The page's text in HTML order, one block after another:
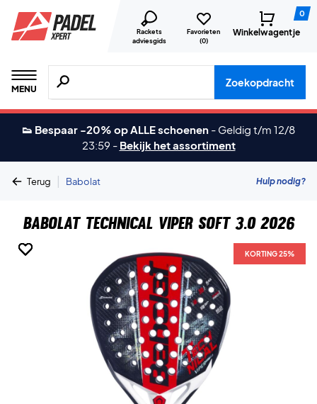
Rackets
adviesgids
Favorieten
(0)
0
Winkelwagentje
MENU
Zoeken naar producten, merken etc.
Zoekopdracht
👟 Bespaar -20% op ALLE schoenen - Geldig t/m 12/8
23:59 - Bekijk het assortiment
Terug | Babolat Hulp nodig?
Babolat Technical Viper Soft 3.0 2026
KORTING 25%
KORTING 25%
KORTING 25%
KORTING 25%
KORTING 25%